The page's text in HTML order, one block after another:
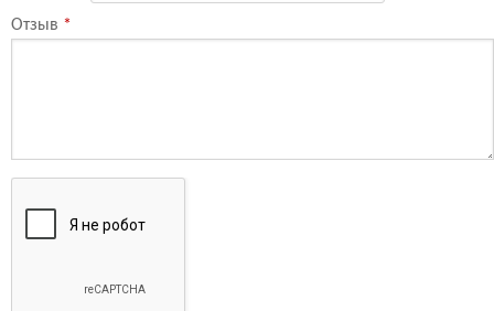
Отзыв *